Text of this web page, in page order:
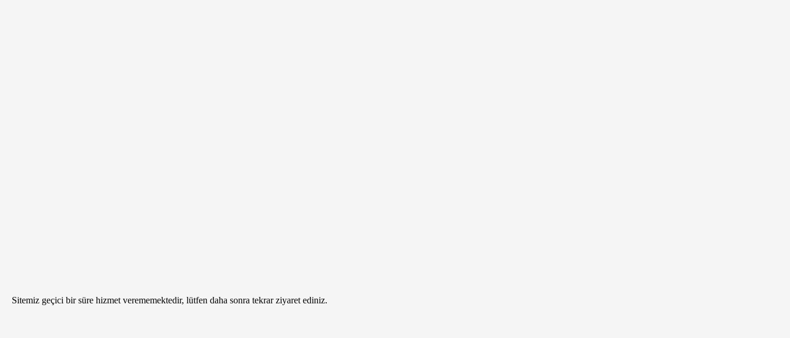
Sitemiz geçici bir süre hizmet verememektedir, lütfen daha sonra tekrar ziyaret ediniz.